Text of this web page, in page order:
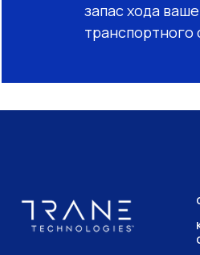
запас хода
транспортного